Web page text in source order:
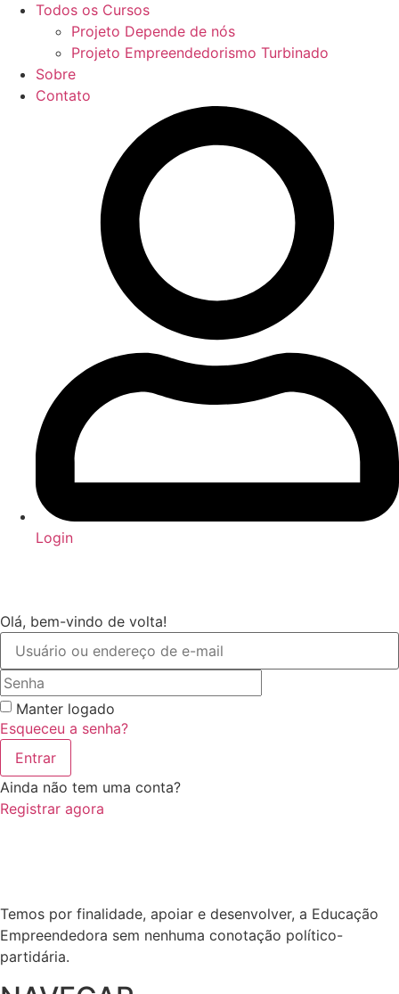
Todos os Cursos
Projeto Depende de nós
Projeto Empreendedorismo Turbinado
Sobre
Contato
Login
Olá, bem-vindo de volta!
Manter logado
Esqueceu a senha?
Entrar
Ainda não tem uma conta?
Registrar agora
Temos por finalidade, apoiar e desenvolver, a Educação
Empreendedora sem nenhuma conotação político-
partidária.